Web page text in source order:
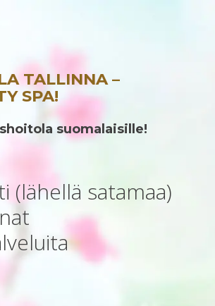
TALLINNA –
SPA!
suomalaisille!
(lähellä satamaa)